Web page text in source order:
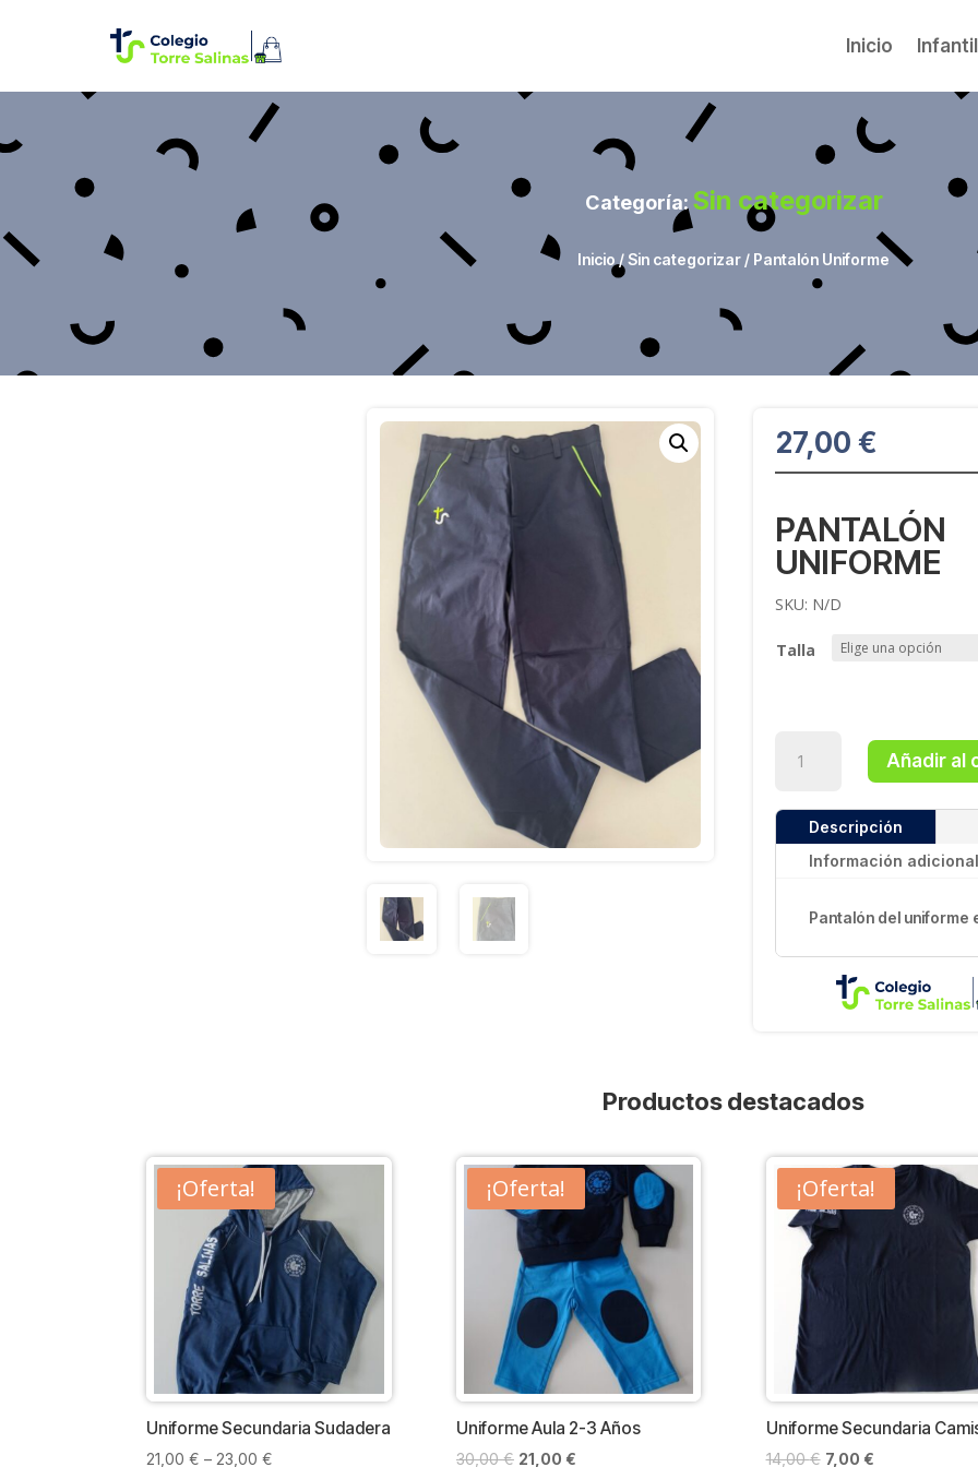
Inicio Infantil
Categoría: Sin categorizar
Inicio /Sin categorizar / Pantalón Uniforme
27,00€
PANTALÓN
UNIFORME
SKU: N/D
Talla
Uniforme
Añadir al
Descripción
Información adicional
Pantalón del uniforme
Productos destacados
¡Oferta!
Uniforme Secundaria Sudadera
21,00€ – 23,00€
¡Oferta!
Uniforme Aula 2-3 Años
30,00€ El
21,00 €El
¡Oferta!
Uniforme Secundaria
14,00€ El
7,00 €El